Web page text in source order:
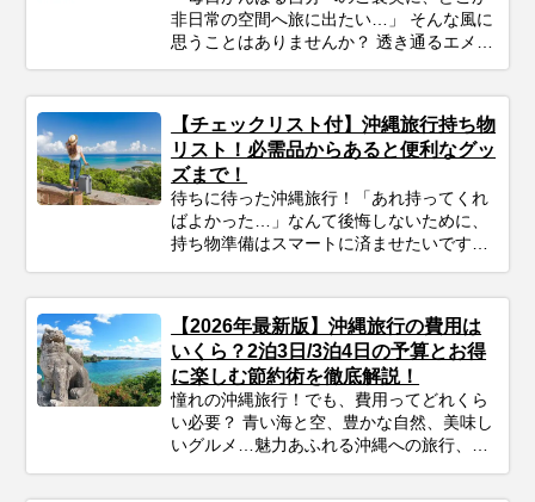
非日常の空間へ旅に出たい…」 そんな風に
思うことはありませんか？ 透き通るエメラ
心もリフレッシュさせてくれる最高の場所
です。 この記事では、プロのツアーコーデ
ィネーターが厳選した沖縄本島のおすすめ
観光スポットをご紹介します。定番スポッ
トから、知る人ぞ知る癒しの絶景カフェ、
そして待望の最新スポットまで、あなたの
「行ってみたい！」がきっと見つかるは
ください。
【チェックリスト付】沖縄旅行持ち物
リスト！必需品からあると便利なグッ
ズまで！
待ちに待った沖縄旅行！「あれ持ってくれ
ばよかった…」なんて後悔しないために、
持ち物準備はスマートに済ませたいですよ
旅行をスタートさせるための準備を始めま
しょう♪
【2026年最新版】沖縄旅行の費用は
いくら？2泊3日/3泊4日の予算とお得
に楽しむ節約術を徹底解説！
憧れの沖縄旅行！でも、費用ってどれくら
い必要？ 青い海と空、豊かな自然、美味し
いグルメ…魅力あふれる沖縄への旅行、考